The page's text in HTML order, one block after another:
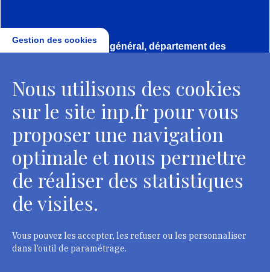
Direction, secrétariat général, département des
2 rue Vivienne - 75002 Paris
Tél. : + 33 1 44 41 16 41
Contacts
Département des restaurateurs
124 rue Henri Barbusse - 93300 Aubervilliers
Contacts
Gestion des cookies
Nous utilisons des cookies
sur le site inp.fr pour vous
proposer une navigation
optimale et nous permettre
de réaliser des statistiques
de visites.
Vous pouvez les accepter, les refuser ou les personnaliser
dans l’outil de paramétrage.